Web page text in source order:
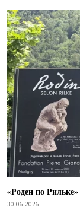
«Роден по Рильке»
30.06.2026